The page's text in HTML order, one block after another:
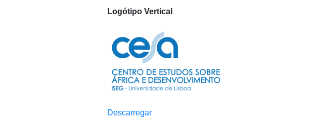
Logótipo Vertical
Descarregar